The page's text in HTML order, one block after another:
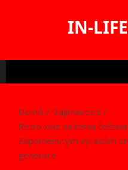
IN-
Domů
Zajímavosti
Retro kvíz na téma
Zapomenutým výrazům
generace